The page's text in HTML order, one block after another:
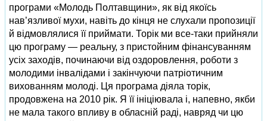
програми «Молодь Полтавщини», як від якоїсь
нав’язливої мухи, навіть до кінця не слухали пропозиції
й відмовлялися її приймати. Торік ми все-таки прийняли
цю програму — реальну, з пристойним фінансуванням
усіх заходів, починаючи від оздоровлення, роботи з
молодими інвалідами і закінчуючи патріотичним
вихованням молоді. Ця програма діяла торік,
продовжена на 2010 рік. Я її ініціювала і, напевно, якби
не мала такого впливу в обласній раді, навряд чи цю